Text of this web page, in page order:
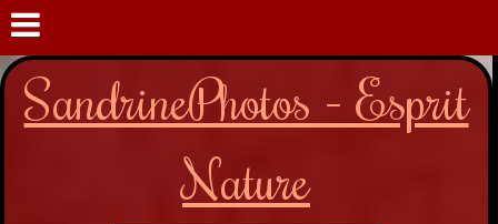
SandrinePhotos - Esprit
Nature